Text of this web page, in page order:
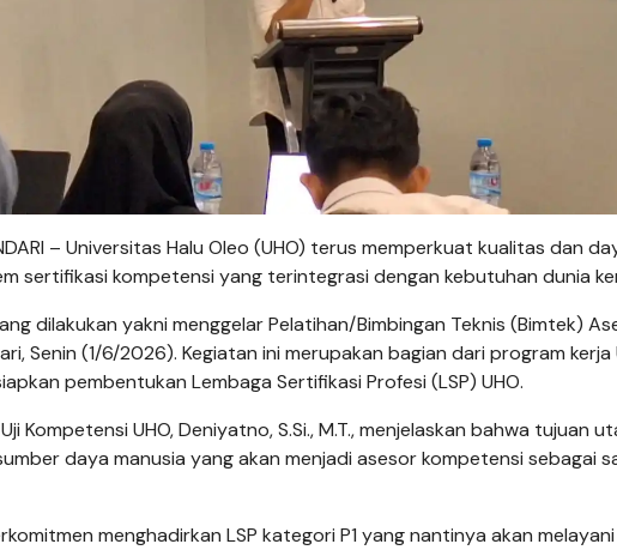
– Universitas Halu Oleo (UHO) terus memperkuat kualitas dan
sertifikasi kompetensi yang terintegrasi dengan kebutuhan dunia
dilakukan yakni menggelar Pelatihan/Bimbingan Teknis (Bimtek)
Senin (1/6/2026). Kegiatan ini merupakan bagian dari program kerja
pembentukan Lembaga Sertifikasi Profesi (LSP) UHO.
Kompetensi UHO, Deniyatno, S.Si., M.T., menjelaskan bahwa tujuan
daya manusia yang akan menjadi asesor kompetensi sebagai
menghadirkan LSP kategori P1 yang nantinya akan